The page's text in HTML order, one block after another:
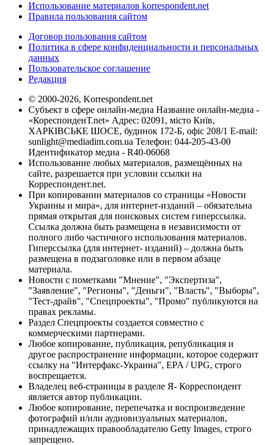
Использование материалов korrespondent.net
Правила пользования сайтом
Договор пользования сайтом
Политика в сфере конфиденциальности и персональных
данных
Пользовательское соглашение
Редакция
© 2000-2026, Korrespondent.net
Субъект в сфере онлайн-медиа Название онлайн-медиа -
«КореспонденТ.net» Адрес: 02091, місто Київ,
ХАРКІВСЬКЕ ШОСЕ, будинок 172-Б, офіс 208/1 E-mail:
sunlight@mediadim.com.ua Телефон: 044-205-43-00
Идентификатор медиа - R40-06068
Использование любых материалов, размещённых на
сайте, разрешается при условии ссылки на
Корреспондент.net.
При копировании материалов со страницы «Новости
Украины и мира», для интернет-изданий – обязательна
прямая открытая для поисковых систем гиперссылка.
Ссылка должна быть размещена в независимости от
полного либо частичного использования материалов.
Гиперссылка (для интернет- изданий) – должна быть
размещена в подзаголовке или в первом абзаце
материала.
Новости с пометками "Мнение", "Экспертиза",
"Заявление", "Регионы", "Деньги", "Власть", "Выборы",
"Тест-драйв", "Спецпроекты", "Промо" публикуются на
правах рекламы.
Раздел Спецпроекты создается совместно с
коммерческими партнерами.
Любое копирование, публикация, републикация и
другое распространение информации, которое содержит
ссылку на "Интерфакс-Украина", EPA / UPG, строго
воспрещается.
Владелец веб-страницы в разделе Я- Корреспондент
является автор публикации.
Любое копирование, перепечатка и воспроизведение
фотографий и/или аудиовизуальных материалов,
принадлежащих правообладателю Getty Images, строго
запрещено.